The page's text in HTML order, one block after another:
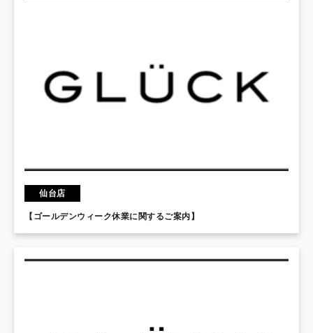
仙台店
【ゴールデンウィーク休業に関するご案内】